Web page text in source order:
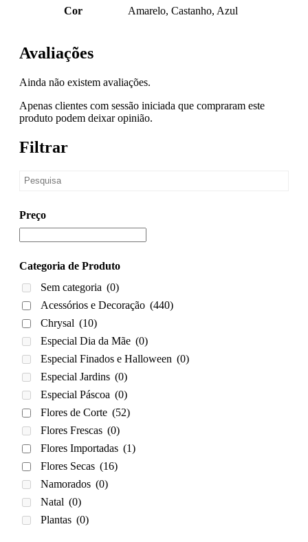
Cor Amarelo, Castanho, Azul
Avaliações
Ainda não existem avaliações.
Apenas clientes com sessão iniciada que compraram este
produto podem deixar opinião.
Filtrar
Preço
Categoria de Produto
Sem categoria (0)
Acessórios e Decoração (440)
Chrysal (10)
Especial Dia da Mãe (0)
Especial Finados e Halloween (0)
Especial Jardins (0)
Especial Páscoa (0)
Flores de Corte (52)
Flores Frescas (0)
Flores Importadas (1)
Flores Secas (16)
Namorados (0)
Natal (0)
Plantas (0)